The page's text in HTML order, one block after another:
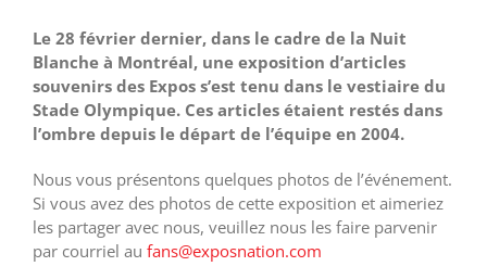
Le 28 février dernier, dans le cadre de la Nuit
Blanche à Montréal, une exposition d’articles
souvenirs des Expos s’est tenu dans le vestiaire du
Stade Olympique. Ces articles étaient restés dans
l’ombre depuis le départ de l’équipe en 2004.
Nous vous présentons quelques photos de l’événement.
Si vous avez des photos de cette exposition et aimeriez
les partager avec nous, veuillez nous les faire parvenir
par courriel au fans@exposnation.com